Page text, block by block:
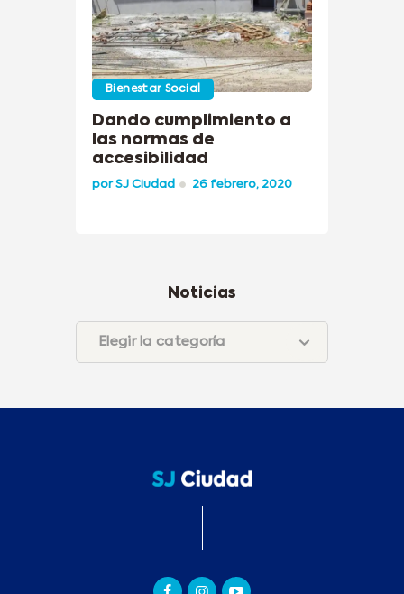
Bienestar Social
Dando cumplimiento a
las normas de
accesibilidad
porSJ Ciudad 26 febrero, 2020
Noticias